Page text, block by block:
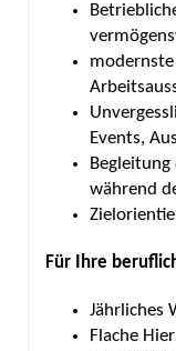
Events,
während
Für Ihre
Jährliches
Flache